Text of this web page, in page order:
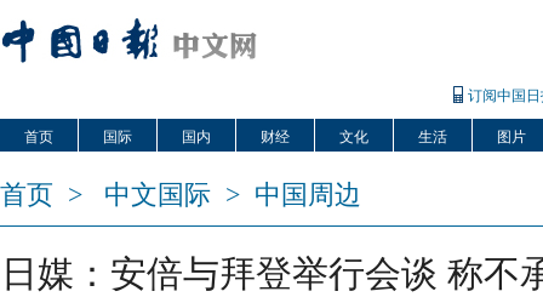
订阅中国
首页 国际 国内 财经 文化 生活 图片
首页 > 中文国际 > 中国周边
日媒：安倍与拜登举行会谈 称不